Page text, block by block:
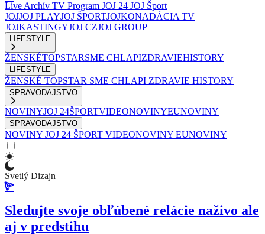
Live Archív TV Program JOJ 24 JOJ Šport
JOJJOJ PLAYJOJ ŠPORTJOJKONADÁCIA TV
JOJKASTINGYJOJ CZJOJ GROUP
LIFESTYLE
ŽENSKÉTOPSTARSME CHLAPIZDRAVIEHISTORY
LIFESTYLE
ŽENSKÉ TOPSTAR SME CHLAPI ZDRAVIE HISTORY
SPRAVODAJSTVO
NOVINYJOJ 24ŠPORTVIDEONOVINYEUNOVINY
SPRAVODAJSTVO
NOVINY JOJ 24 ŠPORT VIDEONOVINY EUNOVINY
Svetlý Dizajn
Sledujte svoje obľúbené relácie naživo ale
aj v predstihu